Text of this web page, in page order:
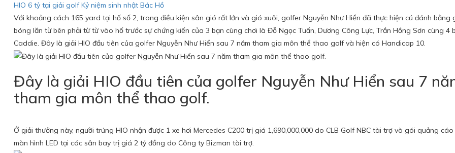
HIO 6 tỷ tại giải golf Kỷ niệm sinh nhật Bác Hồ
Với khoảng cách 165 yard tại hố số 2, trong điều kiện sân gió rất lớn và gió xuôi, golfer Nguyễn Như Hiển đã thực hiện cú đánh bằng
bóng lăn từ bên phải từ từ vào hố trước sự chứng kiến của 3 bạn cùng chơi là Đỗ Ngọc Tuấn, Dương Công Lực, Trần Hồng Sơn cùng 4
Caddie. Đây là giải HIO đầu tiên của golfer Nguyễn Như Hiển sau 7 năm tham gia môn thể thao golf và hiện có Handicap 10.
Đây là giải HIO đầu tiên của golfer Nguyễn Như Hiển sau 7
tham gia môn thể thao golf.
Ở giải thưởng này, người trúng HIO nhận được 1 xe hơi Mercedes C200 trị giá 1,690,000,000 do CLB Golf NBC tài trợ và gói quảng
màn hình LED tại các sân bay trị giá 2 tỷ đồng do Công ty Bizman tài trợ.